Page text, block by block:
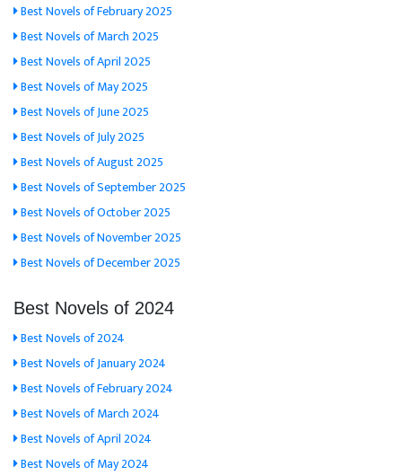
Best Novels of February 2025
Best Novels of March 2025
Best Novels of April 2025
Best Novels of May 2025
Best Novels of June 2025
Best Novels of July 2025
Best Novels of August 2025
Best Novels of September 2025
Best Novels of October 2025
Best Novels of November 2025
Best Novels of December 2025
Best Novels of 2024
Best Novels of 2024
Best Novels of January 2024
Best Novels of February 2024
Best Novels of March 2024
Best Novels of April 2024
Best Novels of May 2024